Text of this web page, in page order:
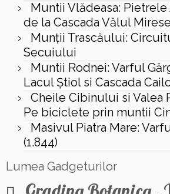
Muntii Vlădeasa:
de la Cascada Vălul
Munții Trascăului:
Secuiului
Muntii Rodnei: Varful
Lacul Ştiol si Cascada
Cheile Cibinului si Valea
Pe biciclete prin muntii
Masivul Piatra Mare:
(1.844)
Lumea Gadgeturilor